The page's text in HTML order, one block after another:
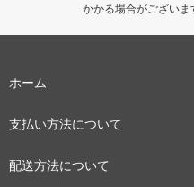
かかる場合がございま
ホーム
支払い方法について
配送方法について